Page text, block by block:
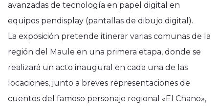
avanzadas de tecnología en papel digital en
equipos pendisplay (pantallas de dibujo digital).
La exposición pretende itinerar varias comunas de la
región del Maule en una primera etapa, donde se
realizará un acto inaugural en cada una de las
locaciones, junto a breves representaciones de
cuentos del famoso personaje regional «El Chano»,